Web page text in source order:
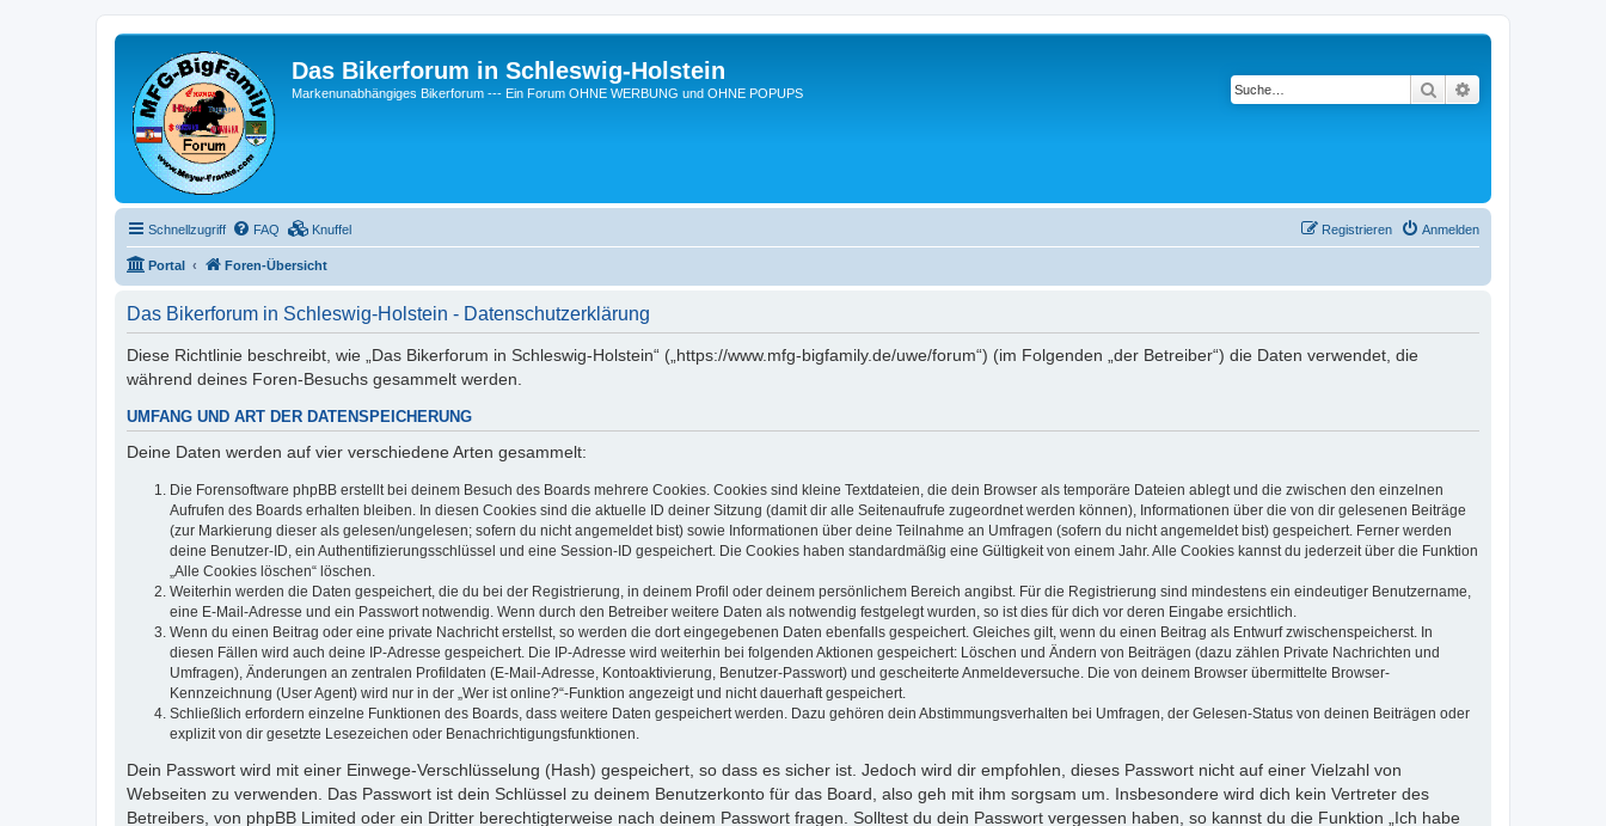
Das Bikerforum in Schleswig-Holstein
Markenunabhängiges Bikerforum --- Ein Forum OHNE WERBUNG und OHNE POPUPS Suche
Schnellzugriff FAQ Knuffel Anmelden
Registrieren
Portal Foren-Übersicht
Das Bikerforum in Schleswig-Holstein - Datenschutzerklärung
Diese Richtlinie beschreibt, wie „Das Bikerforum in Schleswig-Holstein“ („https://www.mfg-bigfamily.de/uwe/forum“) (im Folgenden „der Betreiber“) die Daten verwendet, die
während deines Foren-Besuchs gesammelt werden.
UMFANG UND ART DER DATENSPEICHERUNG
Deine Daten werden auf vier verschiedene Arten gesammelt:
Die Forensoftware phpBB erstellt bei deinem Besuch des Boards mehrere Cookies. Cookies sind kleine Textdateien, die dein Browser als temporäre Dateien ablegt und die zwischen den einzelnen
Aufrufen des Boards erhalten bleiben. In diesen Cookies sind die aktuelle ID deiner Sitzung (damit dir alle Seitenaufrufe zugeordnet werden können), Informationen über die von dir gelesenen Beiträge
(zur Markierung dieser als gelesen/ungelesen; sofern du nicht angemeldet bist) sowie Informationen über deine Teilnahme an Umfragen (sofern du nicht angemeldet bist) gespeichert. Ferner werden
deine Benutzer-ID, ein Authentifizierungsschlüssel und eine Session-ID gespeichert. Die Cookies haben standardmäßig eine Gültigkeit von einem Jahr. Alle Cookies kannst du jederzeit über die Funktion
„Alle Cookies löschen“ löschen.
Weiterhin werden die Daten gespeichert, die du bei der Registrierung, in deinem Profil oder deinem persönlichem Bereich angibst. Für die Registrierung sind mindestens ein eindeutiger Benutzername,
eine E-Mail-Adresse und ein Passwort notwendig. Wenn durch den Betreiber weitere Daten als notwendig festgelegt wurden, so ist dies für dich vor deren Eingabe ersichtlich.
Wenn du einen Beitrag oder eine private Nachricht erstellst, so werden die dort eingegebenen Daten ebenfalls gespeichert. Gleiches gilt, wenn du einen Beitrag als Entwurf zwischenspeicherst. In
diesen Fällen wird auch deine IP-Adresse gespeichert. Die IP-Adresse wird weiterhin bei folgenden Aktionen gespeichert: Löschen und Ändern von Beiträgen (dazu zählen Private Nachrichten und
Umfragen), Änderungen an zentralen Profildaten (E-Mail-Adresse, Kontoaktivierung, Benutzer-Passwort) und gescheiterte Anmeldeversuche. Die von deinem Browser übermittelte Browser-
Kennzeichnung (User Agent) wird nur in der „Wer ist online?“-Funktion angezeigt und nicht dauerhaft gespeichert.
Schließlich erfordern einzelne Funktionen des Boards, dass weitere Daten gespeichert werden. Dazu gehören dein Abstimmungsverhalten bei Umfragen, der Gelesen-Status von deinen Beiträgen oder
explizit von dir gesetzte Lesezeichen oder Benachrichtigungsfunktionen.
Dein Passwort wird mit einer Einwege-Verschlüsselung (Hash) gespeichert, so dass es sicher ist. Jedoch wird dir empfohlen, dieses Passwort nicht auf einer Vielzahl von
Webseiten zu verwenden. Das Passwort ist dein Schlüssel zu deinem Benutzerkonto für das Board, also geh mit ihm sorgsam um. Insbesondere wird dich kein Vertreter des
Betreibers, von phpBB Limited oder ein Dritter berechtigterweise nach deinem Passwort fragen. Solltest du dein Passwort vergessen haben, so kannst du die Funktion „Ich habe